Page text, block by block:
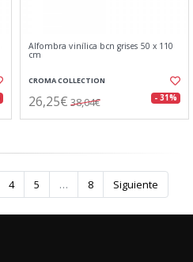
Alfombra vinílica bcn grises 50 x 110
cm
CROMA COLLECTION
26,25€ 38,04€ - 31%
4 5 … 8 Siguiente